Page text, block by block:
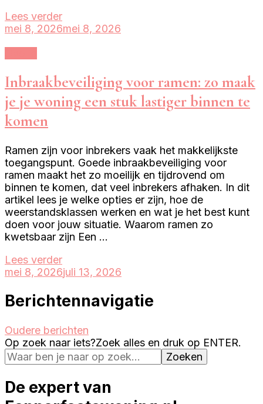
Lees verder
mei 8, 2026mei 8, 2026
Inbraakbeveiliging voor ramen: zo maak
je je woning een stuk lastiger binnen te
komen
Ramen zijn voor inbrekers vaak het makkelijkste
toegangspunt. Goede inbraakbeveiliging voor
ramen maakt het zo moeilijk en tijdrovend om
binnen te komen, dat veel inbrekers afhaken. In dit
artikel lees je welke opties er zijn, hoe de
weerstandsklassen werken en wat je het best kunt
doen voor jouw situatie. Waarom ramen zo
kwetsbaar zijn Een …
Lees verder
mei 8, 2026juli 13, 2026
Berichtennavigatie
Oudere berichten
Op zoek naar iets?Zoek alles en druk op ENTER.
De expert van